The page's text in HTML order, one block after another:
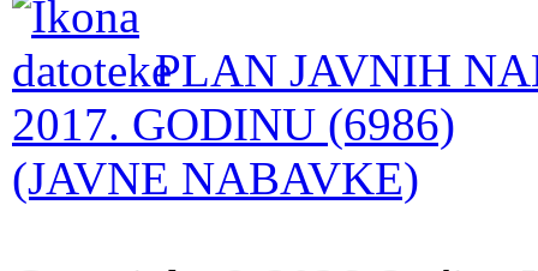
PLAN JAVNIH
2017. GODINU (6986)
(JAVNE NABAVKE)